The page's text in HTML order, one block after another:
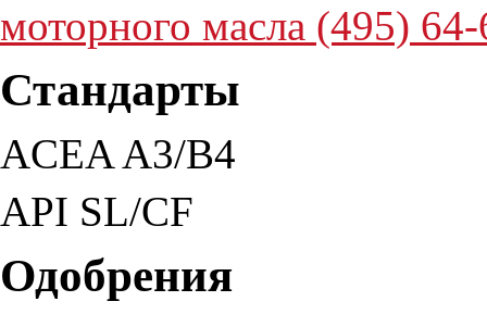
моторного масла (495)
Стандарты
ACEA A3/B4
API SL/CF
Одобрения